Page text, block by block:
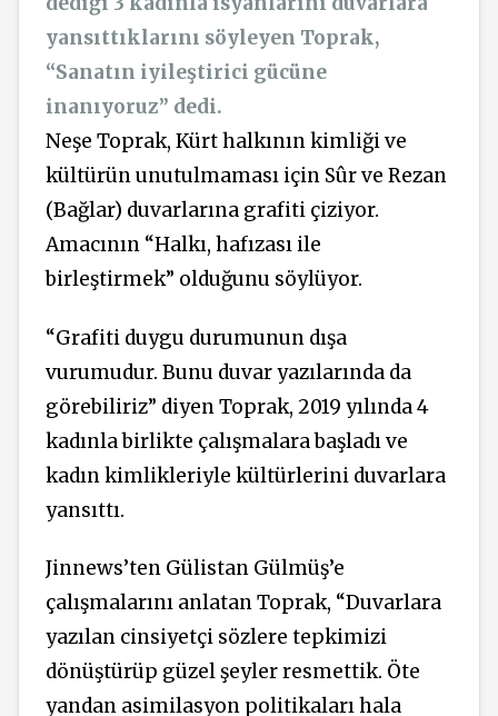
yansıttıklarını söyleyen Toprak,
“Sanatın iyileştirici gücüne
inanıyoruz” dedi.
Neşe Toprak, Kürt halkının kimliği ve
kültürün unutulmaması için Sûr ve Rezan
(Bağlar) duvarlarına grafiti çiziyor.
Amacının “Halkı, hafızası ile
birleştirmek” olduğunu söylüyor.
“Grafiti duygu durumunun dışa
vurumudur. Bunu duvar yazılarında da
görebiliriz” diyen Toprak, 2019 yılında 4
kadınla birlikte çalışmalara başladı ve
kadın kimlikleriyle kültürlerini duvarlara
yansıttı.
Jinnews’ten Gülistan Gülmüş’e
çalışmalarını anlatan Toprak, “Duvarlara
yazılan cinsiyetçi sözlere tepkimizi
dönüştürüp güzel şeyler resmettik. Öte
yandan asimilasyon politikaları hala